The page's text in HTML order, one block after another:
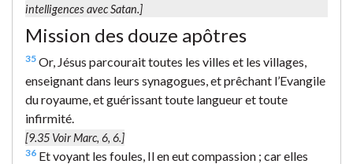
intelligences avec Satan.]
Mission des douze apôtres
35 Or, Jésus parcourait toutes les villes et les villages,
enseignant dans leurs synagogues, et prêchant l’Evangile
du royaume, et guérissant toute langueur et toute
infirmité.
[9.35 Voir Marc, 6, 6.]
36 Et voyant les foules, Il en eut compassion ; car elles